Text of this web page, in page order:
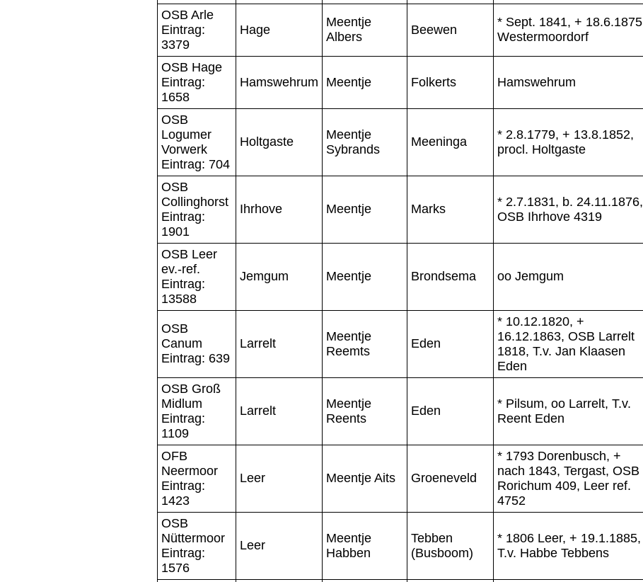
OSB Arle
Eintrag:
3379
Hage
Meentje
Albers
Beewen
* Sept. 1841, + 18.6.1875
Westermoordorf
OSB Hage
Eintrag:
1658
Hamswehrum Meentje Folkerts Hamswehrum
OSB
Logumer
Vorwerk
Eintrag: 704
Holtgaste
Meentje
Sybrands
Meeninga
* 2.8.1779, + 13.8.1852,
procl. Holtgaste
OSB
Collinghorst
Eintrag:
1901
Ihrhove Meentje Marks
* 2.7.1831, b. 24.11.1876,
OSB Ihrhove 4319
OSB Leer
ev.-ref.
Eintrag:
13588
Jemgum Meentje Brondsema oo Jemgum
OSB
Canum
Eintrag: 639
Larrelt
Meentje
Reemts
Eden
* 10.12.1820, +
16.12.1863, OSB Larrelt
1818, T.v. Jan Klaasen
Eden
OSB Groß
Midlum
Eintrag:
1109
Larrelt
Meentje
Reents
Eden
* Pilsum, oo Larrelt, T.v.
Reent Eden
OFB
Neermoor
Eintrag:
1423
Leer Meentje Aits Groeneveld
* 1793 Dorenbusch, +
nach 1843, Tergast, OSB
Rorichum 409, Leer ref.
4752
OSB
Nüttermoor
Eintrag:
1576
Leer
Meentje
Habben
Tebben
(Busboom)
* 1806 Leer, + 19.1.1885,
T.v. Habbe Tebbens